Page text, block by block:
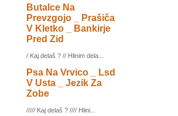
Butalce Na
Prevzgojo _ Prašiča
V Kletko _ Bankirje
Pred Zid
/ Kaj delaš ? // Hlinim dela...
Psa Na Vrvico _ Lsd
V Usta _ Jezik Za
Zobe
///// Kaj delaš ? //// Hlini...